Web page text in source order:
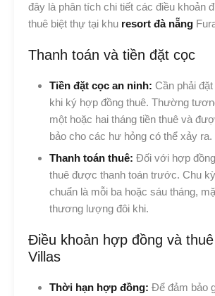
đây là phân tích chi tiết các điều khoản
thuê biệt thự tại khu resort đà nẵng
Thanh toán và tiền đặt cọc
Tiền đặt cọc an ninh: Cần phải
khi ký hợp đồng thuê. Thường
một hoặc hai tháng tiền thuê và
bảo cho các hư hỏng có thể xảy ra.
Thanh toán thuê: Đối với hợp
thuê được thanh toán trước. Chu
chuẩn là mỗi ba hoặc sáu tháng,
thương lượng đôi khi.
Điều khoản hợp đồng và
Villas
Thời hạn hợp đồng: Để đảm bảo